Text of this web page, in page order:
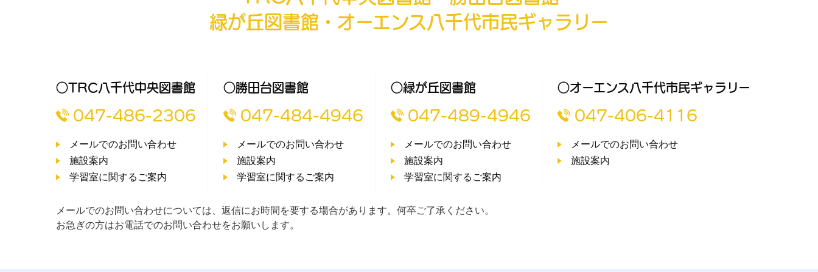
緑が丘図書館・オーエンス八千代市民ギャラリー
○TRC八千代中央図書館
047-486-2306
メールでのお問い合わせ
施設案内
学習室に関するご案内
○勝田台図書館
047-484-4946
メールでのお問い合わせ
施設案内
学習室に関するご案内
○緑が丘図書館
047-489-4946
メールでのお問い合わせ
施設案内
学習室に関するご案内
○オーエンス八千代市民ギャラリー
047-406-4116
メールでのお問い合わせ
施設案内
メールでのお問い合わせについては、返信にお時間を要する場合があります。何卒ご了承ください。
お急ぎの方はお電話でのお問い合わせをお願いします。